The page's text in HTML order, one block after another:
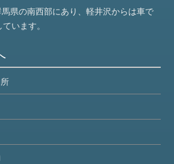
県の南西部にあり、軽井沢からは車で
います。